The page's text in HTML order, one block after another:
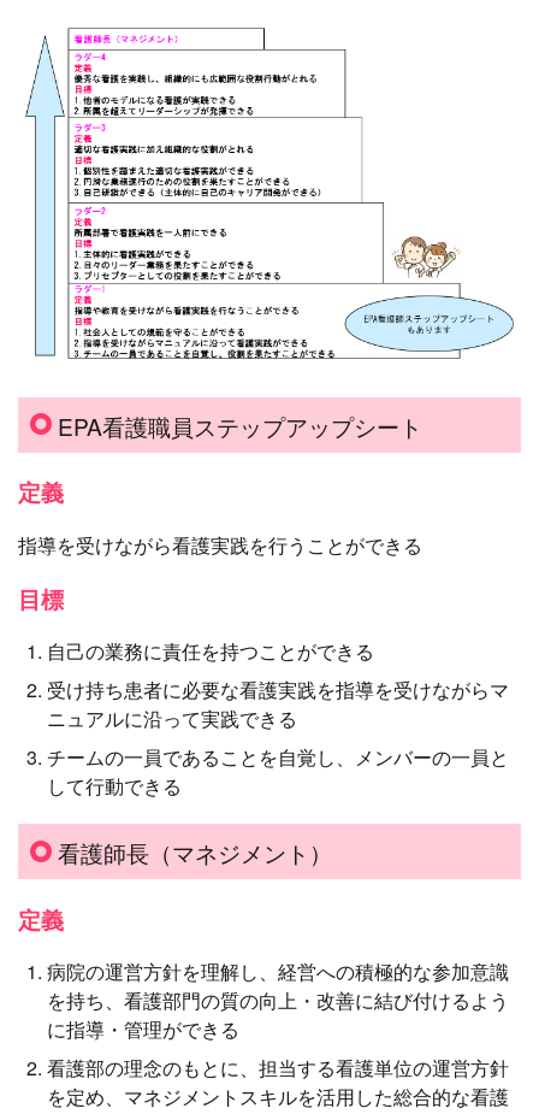
EPA看護職員ステップアップシート
定義
指導を受けながら看護実践を行うことができる
目標
自己の業務に責任を持つことができる
受け持ち患者に必要な看護実践を指導を受けながらマ
ニュアルに沿って実践できる
チームの一員であることを自覚し、メンバーの一員と
して行動できる
看護師長（マネジメント）
定義
病院の運営方針を理解し、経営への積極的な参加意識
を持ち、看護部門の質の向上・改善に結び付けるよう
に指導・管理ができる
看護部の理念のもとに、担当する看護単位の運営方針
を定め、マネジメントスキルを活用した総合的な看護